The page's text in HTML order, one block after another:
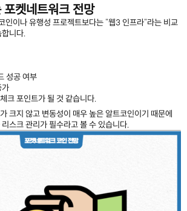
켓네트워크 전망
인이나 유행성 프로젝트보다는 "웹3 인프라"라는 비교
니다.
성공 여부
크 포인트가 될 것 같습니다.
크지 않고 변동성이 매우 높은 알트코인이기 때문에
스크 관리가 필수라고 볼 수 있습니다.